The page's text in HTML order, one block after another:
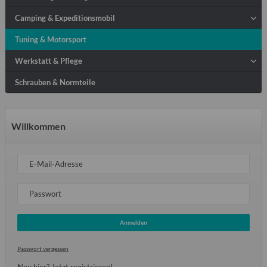
Camping & Expeditionsmobil
Tuning & Motorsport
Werkstatt & Pflege
Schrauben & Normteile
Willkommen
E-Mail-Adresse
Passwort
Anmelden
Passwort vergessen